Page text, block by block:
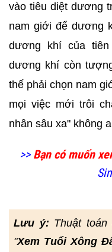
vào tiêu diệt dương
nam giới để dương
dương khí của
dương khí còn
thế phải chọn nam
mọi việc mới trôi
nhân sâu xa" không
>> Bạn có muốn
Lưu ý: Thuật
"Xem Tuổi Xông